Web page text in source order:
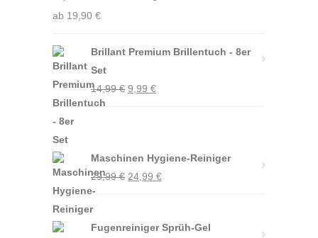
ab 19,90 €
Brillant Premium Brillentuch - 8er
Set
14,99€ Ursprünglicher
9,99 €Aktueller
Maschinen Hygiene-Reiniger
29,99€ Ursprünglicher
29,99 €
24,99 €Aktueller
24,99 €.
Fugenreiniger Sprüh-Gel